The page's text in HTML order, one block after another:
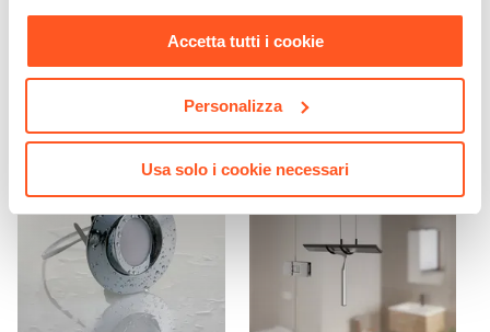
nostraCookie Policy.
Accetta tutti i cookie
Personalizza
Usa solo i cookie necessari
€ 106,01 € 114,00